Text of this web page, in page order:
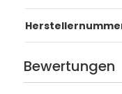
Bewertungen